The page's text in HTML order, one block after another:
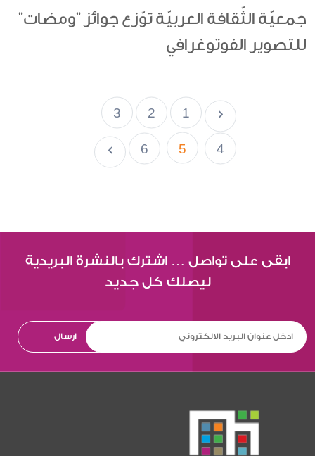
جمعيّة الثّقافة العربيّة توّزع جوائز "ومضات"
للتصوير الفوتوغرافي
1
2
3
4
5
6
ابقى على تواصل … اشترك بالنشرة البريدية
ليصلك كل جديد